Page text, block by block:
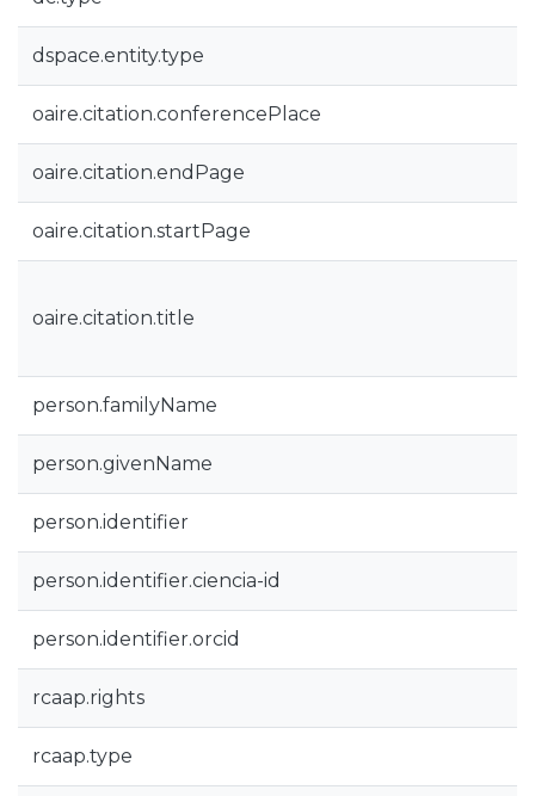
dspace.entity.type
oaire.citation.conferencePlace
oaire.citation.endPage
oaire.citation.startPage
oaire.citation.title
person.familyName
person.givenName
person.identifier
person.identifier.ciencia-id
person.identifier.orcid
rcaap.rights
rcaap.type